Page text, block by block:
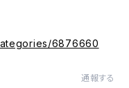
6876660
通報する